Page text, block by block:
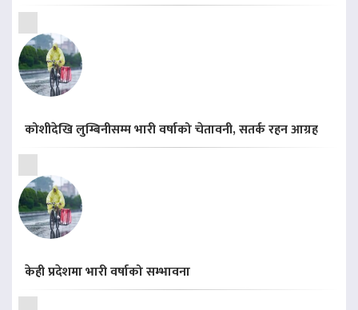
कोशीदेखि लुम्बिनीसम्म भारी वर्षाको चेतावनी, सतर्क रहन आग्रह
केही प्रदेशमा भारी वर्षाको सम्भावना